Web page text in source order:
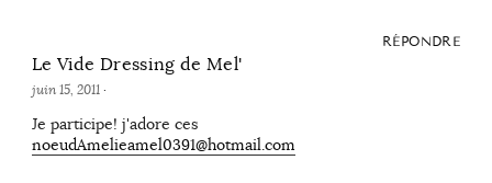
RÉPONDRE
Le Vide Dressing de Mel'
juin 15, 2011·
Je participe! j'adore ces
noeudAmelieamel0391@hotmail.com